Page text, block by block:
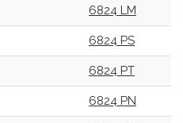
6824 LM
6824 PS
6824 PT
6824 PN